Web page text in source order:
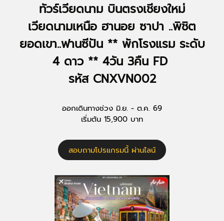
ทัวร์เวียดนาม บินตรงเชียงใหม่
เวียดนามเหนือ ฮานอย ซาปา ..พิชิต
ยอดเขา..ฟานซีปัน ** พักโรงแรม ระดับ
4 ดาว ** 4วัน 3คืน FD
รหัส CNXVN002
ออกเดินทางช่วง มิ.ย. - ต.ค. 69
เริ่มต้น 15,900 บาท
สอบถามโปรแกรมนี้ ผ่านไลน์